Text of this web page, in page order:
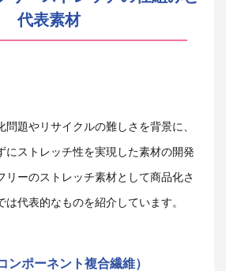
代表素材
問題やリサイクルの難しさを背景に、
にストレッチ性を実現した素材の開発
リーのストレッチ素材として商品化さ
代表的なものを紹介しています。
ポーネント複合繊維）